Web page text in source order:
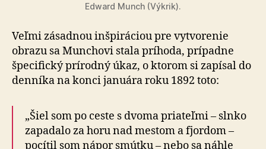
Edward Munch (Výkrik).
Veľmi zásadnou inšpiráciou pre vytvorenie
obrazu sa Munchovi stala príhoda, prípadne
špecifický prírodný úkaz, o ktorom si zapísal do
denníka na konci januára roku 1892 toto:
„Šiel som po ceste s dvoma priateľmi – slnko
zapadalo za horu nad mestom a fjordom –
pocítil som nápor smútku – nebo sa náhle